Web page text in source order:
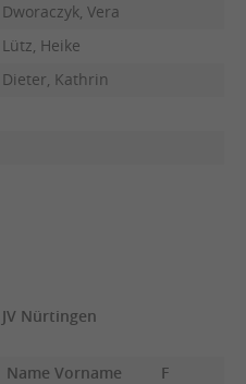
Dworaczyk, Vera
Lütz, Heike
Dieter, Kathrin
JV Nürtingen
Name Vorname F